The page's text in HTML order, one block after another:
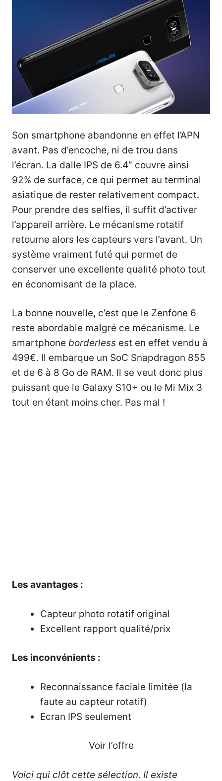
Son smartphone abandonne en effet l’APN
avant. Pas d’encoche, ni de trou dans
l’écran. La dalle IPS de 6.4″ couvre ainsi
92% de surface, ce qui permet au terminal
asiatique de rester relativement compact.
Pour prendre des selfies, il suffit d’activer
l’appareil arrière. Le mécanisme rotatif
retourne alors les capteurs vers l’avant. Un
système vraiment futé qui permet de
conserver une excellente qualité photo tout
en économisant de la place.
La bonne nouvelle, c’est que le Zenfone 6
reste abordable malgré ce mécanisme. Le
smartphone borderless est en effet vendu à
499€. Il embarque un SoC Snapdragon 855
et de 6 à 8 Go de RAM. Il se veut donc plus
puissant que le Galaxy S10+ ou le Mi Mix 3
tout en étant moins cher. Pas mal !
Les avantages :
Capteur photo rotatif original
Excellent rapport qualité/prix
Les inconvénients :
Reconnaissance faciale limitée (la
faute au capteur rotatif)
Ecran IPS seulement
Voir l’offre
Voici qui clôt cette sélection. Il existe